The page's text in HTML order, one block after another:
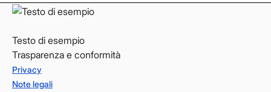
Testo di esempio
Trasparenza e conformità
Privacy
Note legali